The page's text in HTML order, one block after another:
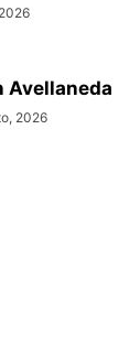
Avellaneda
2026